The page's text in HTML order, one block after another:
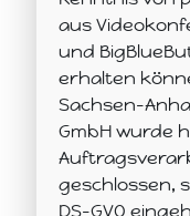
aus
und
erhalten
Sachsen-
GmbH wurde
geschlossen,
DS-GVO